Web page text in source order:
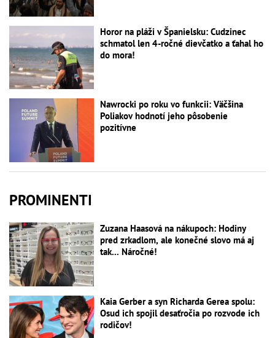
Horor na pláži v Španielsku: Cudzinec
schmatol len 4-ročné dievčatko a ťahal ho
do mora!
Nawrocki po roku vo funkcii: Väčšina
Poliakov hodnotí jeho pôsobenie
pozitívne
PROMINENTI
Zuzana Haasová na nákupoch: Hodiny
pred zrkadlom, ale konečné slovo má aj
tak... Náročné!
Kaia Gerber a syn Richarda Gerea spolu:
Osud ich spojil desaťročia po rozvode ich
rodičov!